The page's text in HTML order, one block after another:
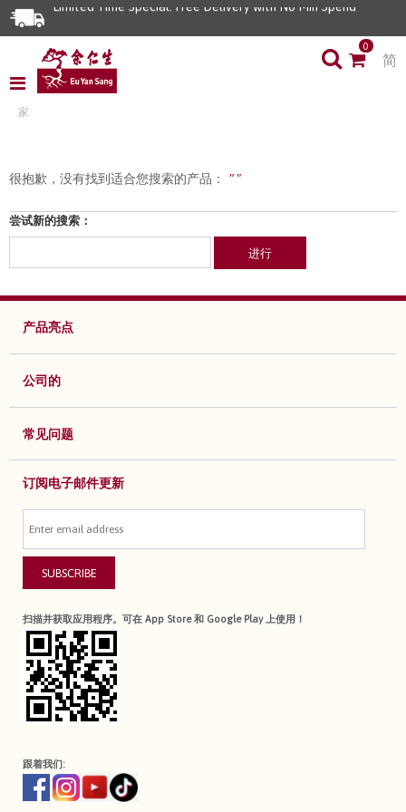
Limited Time Special: Free Delivery with No Min Spend
0
简
家
很抱歉，没有找到适合您搜索的产品： " "
尝试新的搜索：
进行
产品亮点
公司的
常见问题
订阅电子邮件更新
SUBSCRIBE
扫描并获取应用程序。可在 App Store 和 Google Play 上使用！
跟着我们: